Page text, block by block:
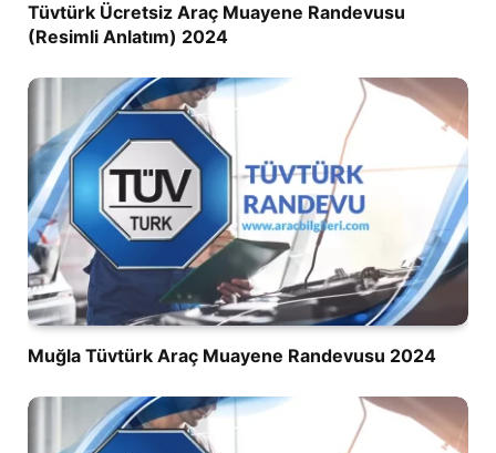
Tüvtürk Ücretsiz Araç Muayene Randevusu
(Resimli Anlatım) 2024
Muğla Tüvtürk Araç Muayene Randevusu 2024